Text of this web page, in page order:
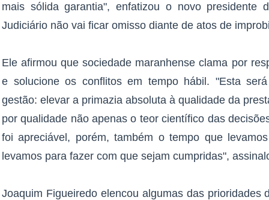
mais sólida garantia", enfatizou o novo presidente
Judiciário não vai ficar omisso diante de atos de
Ele afirmou que sociedade maranhense clama por
e solucione os conflitos em tempo hábil. "Esta
gestão: elevar a primazia absoluta à qualidade da
por qualidade não apenas o teor científico das
foi apreciável, porém, também o tempo que
levamos para fazer com que sejam cumpridas",
Joaquim Figueiredo elencou algumas das prioridades